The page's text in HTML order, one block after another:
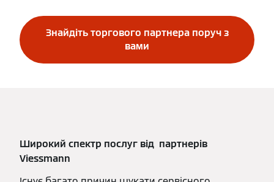
Знайдіть торгового партнера поруч з
вами
Широкий спектр послуг від партнерів
Viessmann